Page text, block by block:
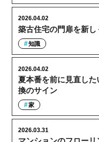
築古住宅の門扉を新
2026.04.02
知識
夏本番を前に見直し
換のサイン
2026.04.02
家
2026.03.31